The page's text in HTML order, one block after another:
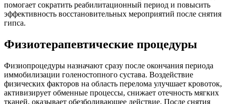
помогает сократить реабилитационный период и повысить
эффективность восстановительных мероприятий после снятия
гипса.
Физиотерапевтические процедуры
Физиопроцедуры назначают сразу после окончания периода
иммобилизации голеностопного сустава. Воздействие
физических факторов на область перелома улучшает кровоток,
активизирует обменные процессы, снижает отечность мягких
тканей, оказывает обезболивающее действие. После снятия